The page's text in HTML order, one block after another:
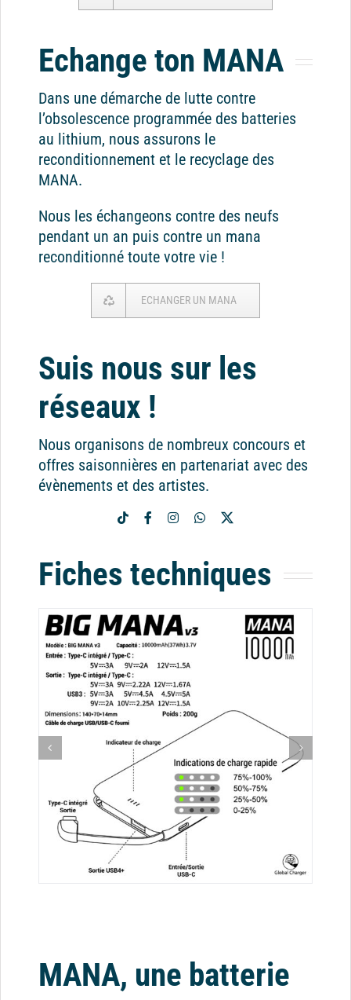
Echange ton MANA
Dans une démarche de lutte contre
l’obsolescence programmée des batteries
au lithium, nous assurons le
reconditionnement et le recyclage des
MANA.
Nous les échangeons contre des neufs
pendant un an puis contre un mana
reconditionné toute votre vie !
ECHANGER UN MANA
Suis nous sur les
réseaux !
Nous organisons de nombreux concours et
offres saisonnières en partenariat avec des
évènements et des artistes.
Fiches techniques
MANA, une batterie